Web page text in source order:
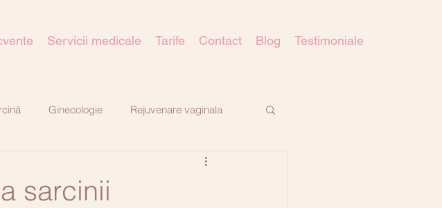
Servicii medicale Tarife Contact Blog Testimoniale
Ginecologie Rejuvenare vaginala
sarcinii